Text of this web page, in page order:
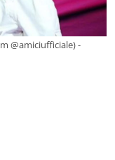
@amiciufficiale) -